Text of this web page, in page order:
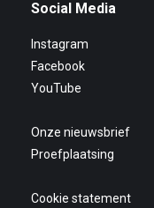
Social Media
Instagram
Facebook
YouTube
Onze nieuwsbrief
Proefplaatsing
Cookie statement